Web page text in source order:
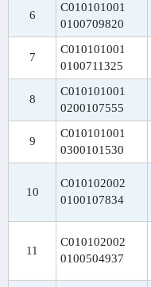
6
C010101001
0100709820
7
C010101001
0100711325
8
C010101001
0200107555
9
C010101001
0300101530
10
C010102002
0100107834
11
C010102002
0100504937